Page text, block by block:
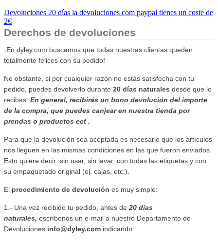
Devoluciones 20 días la devoluciones com paypal tienes un coste de
2€
Derechos de devoluciones
¡En dyley.com buscamos que todas nuestras clientas queden
totalmente felices con su pedido!
No obstante, si por cualquier razón no estás satisfecha con tu
pedido, puedes devolverlo durante 20 días naturales desde que lo
recibas. En general, recibirás un bono devolución del importe
de la compra, que puedes canjear en nuestra tienda por
prendas o productos ect .
Para que la devolución sea aceptada es necesario que los artículos
nos lleguen en las mismas condiciones en las que fueron enviados.
Esto quiere decir: sin usar, sin lavar, con todas las etiquetas y con
su empaquetado original (ej. cajas, etc.).
El procedimiento de devolución es muy simple:
1.- Una vez recibido tu pedido, antes de 20 días
naturales, escríbenos un e-mail a nuestro Departamento de
Devoluciones info@dyley.com indicando: